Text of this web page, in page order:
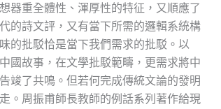
器重全體性、渾厚性的特征，又順應了
的詩文評，又有當下所需的邏輯系統構
的批駁恰是當下我們需求的批駁。以
國故事，在文學批駁範疇，更需求將中
竣了共鳴。但若何完成傳統文論的發明
。周振甫師長教師的例話系列著作給現